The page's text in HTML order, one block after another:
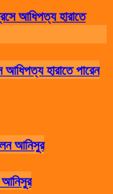
আধিপত্য হারাতে পারেন
আনিসুর